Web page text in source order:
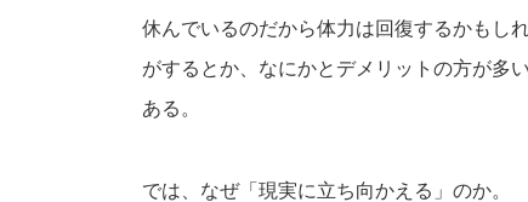
休んでいるのだから体力は回復するかもし
がするとか、なにかとデメリットの方が多
ある。
では、なぜ「現実に立ち向かえる」のか。